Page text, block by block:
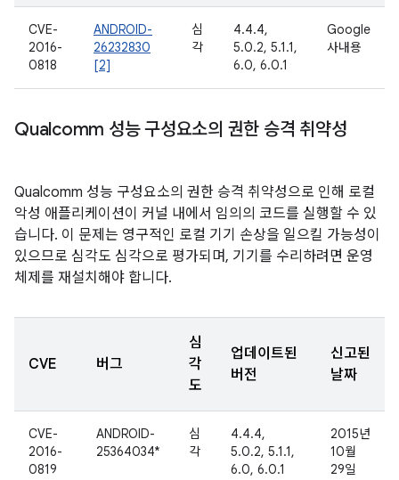
CVE-
2016-
0818
ANDROID-
26232830
[2]
심
각
4.4.4,
5.0.2, 5.1.1,
6.0, 6.0.1
Google
사내용
Qualcomm 성능 구성요소의 권한 승격 취약성
Qualcomm 성능 구성요소의 권한 승격 취약성으로 인해 로컬
악성 애플리케이션이 커널 내에서 임의의 코드를 실행할 수 있
습니다. 이 문제는 영구적인 로컬 기기 손상을 일으킬 가능성이
있으므로 심각도 심각으로 평가되며, 기기를 수리하려면 운영
체제를 재설치해야 합니다.
CVE 버그
심
각
도
업데이트된
버전
신고된
날짜
CVE-
2016-
0819
ANDROID-
25364034*
심
각
4.4.4,
5.0.2, 5.1.1,
6.0, 6.0.1
2015년
10월
29일